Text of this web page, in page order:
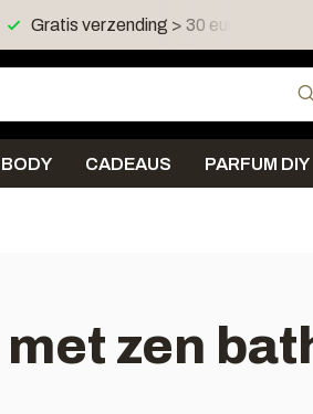
Gratis verzending > 30 euro in NL en
BODY CADEAUS PARFUM DIY
zen